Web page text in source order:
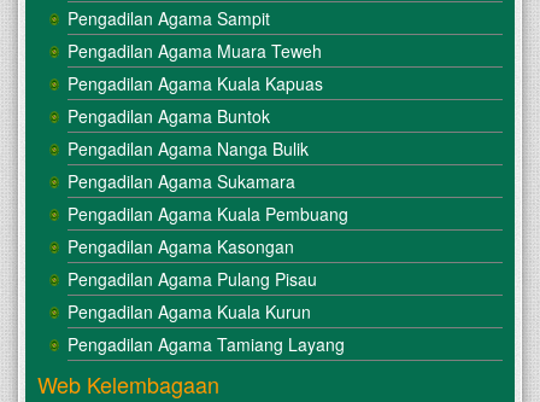
Pengadilan Agama Sampit
Pengadilan Agama Muara Teweh
Pengadilan Agama Kuala Kapuas
Pengadilan Agama Buntok
Pengadilan Agama Nanga Bulik
Pengadilan Agama Sukamara
Pengadilan Agama Kuala Pembuang
Pengadilan Agama Kasongan
Pengadilan Agama Pulang Pisau
Pengadilan Agama Kuala Kurun
Pengadilan Agama Tamiang Layang
Web Kelembagaan